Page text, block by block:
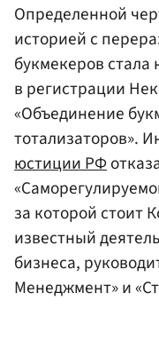
Определенной
историей с
букмекеров стала
в регистрации
«Объединение
тотализаторов».
юстиции РФ
за которой стоит
известный
бизнеса,
Менеджмент» и